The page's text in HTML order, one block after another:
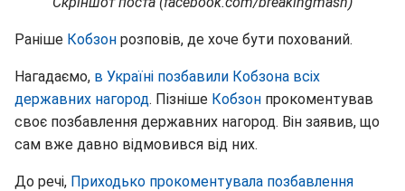
Раніше Кобзон розповів, де хоче бути похований.
Нагадаємо, в Україні позбавили Кобзона всіх
державних нагород. Пізніше Кобзон прокоментував
своє позбавлення державних нагород. Він заявив, що
сам вже давно відмовився від них.
До речі, Приходько прокоментувала позбавлення